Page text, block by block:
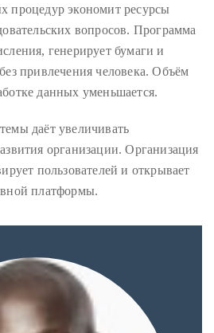
процедур экономит ресурсы
вопросов. Программа
генерирует бумаги и
привлечения человека. Объём
данных уменьшается.
даёт увеличивать
организации. Организация
пользователей и открывает
платформы.